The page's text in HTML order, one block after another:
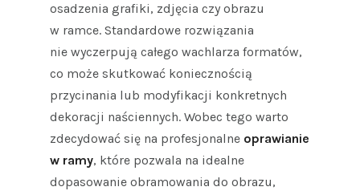
osadzenia grafiki, zdjęcia czy obrazu
w ramce. Standardowe rozwiązania
nie wyczerpują całego wachlarza formatów,
co może skutkować koniecznością
przycinania lub modyfikacji konkretnych
dekoracji naściennych. Wobec tego warto
zdecydować się na profesjonalne oprawianie
w ramy, które pozwala na idealne
dopasowanie obramowania do obrazu,